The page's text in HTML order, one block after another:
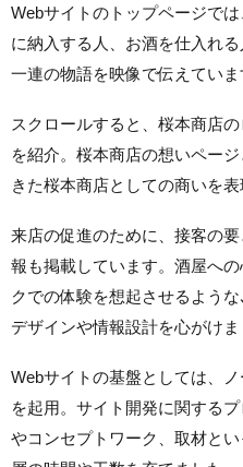
Webサイトのトップページで
に納入する人、お酒を仕入れ
一連の物語を映像で伝えていま
スクロールすると、桜本商店
を紹介。桜本商店の想いペー
きた桜本商店としての商いを表
来店の促進のために、接客の
報も掲載しています。酒屋へ
クでの体験を想起させるよう
デザインや情報設計を心がけま
Webサイトの基盤としては、
を起用。サイト開発に関する
やコンセプトワーク、取材と